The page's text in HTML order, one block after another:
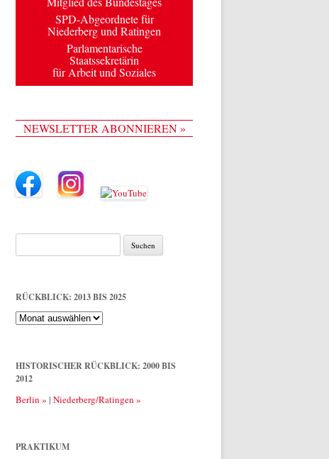
SPD-Abgeordnete für
Niederberg und Ratingen
Parlamentarische
Staatssekretärin
für Arbeit und Soziales
NEWSLETTER ABONNIEREN »
Suche
nach:
RÜCKBLICK: 2013 BIS 2025
Rückblick:
2013
bis
HISTORISCHER RÜCKBLICK: 2000 BIS
2012
Berlin » | Niederberg/Ratingen »
PRAKTIKUM